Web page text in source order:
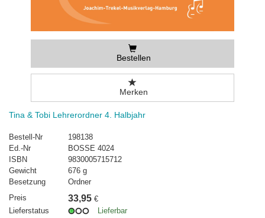
Bestellen
Merken
Tina & Tobi Lehrerordner 4. Halbjahr
Bestell-Nr
198138
Ed.-Nr
BOSSE 4024
ISBN
9830005715712
Gewicht
676 g
Besetzung
Ordner
Preis
33,95 €
Lieferstatus
Lieferbar